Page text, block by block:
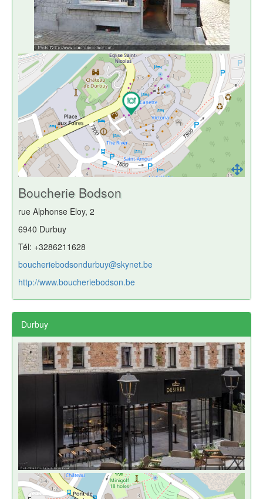
Boucherie Bodson
rue Alphonse Eloy, 2
6940 Durbuy
Tél: +3286211628
boucheriebodsondurbuy@skynet.be
http://www.boucheriebodson.be
Durbuy